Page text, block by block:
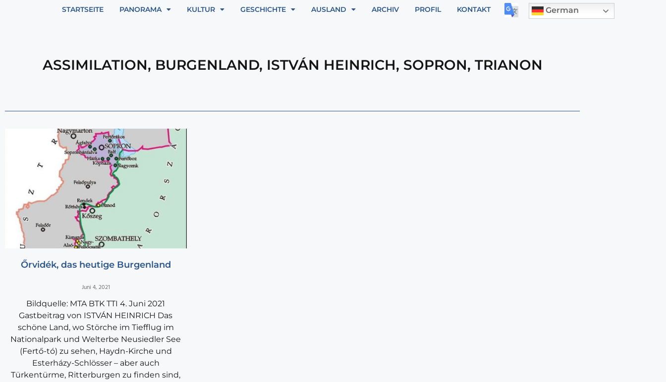
STARTSEITE PANORAMA KULTUR GESCHICHTE AUSLAND ARCHIV PROFIL KONTAKT German
ASSIMILATION, BURGENLAND, ISTVÁN HEINRICH, SOPRON, TRIANON
Őrvidék, das heutige Burgenland
Juni 4, 2021
Bildquelle: MTA BTK TTI 4. Juni 2021
Gastbeitrag von ISTVÁN HEINRICH Das
schöne Land, wo Störche im Tiefflug im
Nationalpark und Welterbe Neusiedler See
(Fertő-tó) zu sehen, Haydn-Kirche und
Esterházy-Schlösser – aber auch
Türkentürme, Ritterburgen zu finden sind,